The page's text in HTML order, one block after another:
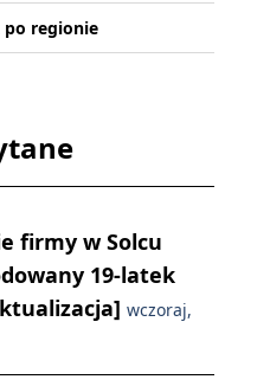
regionie
firmy w Solcu
19-latek
wczoraj,